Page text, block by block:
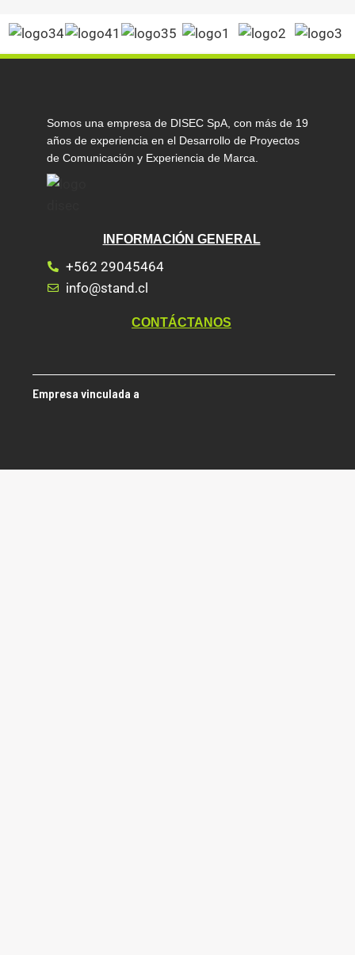
Somos una empresa de DISEC SpA, con más de 19
años de experiencia en el Desarrollo de Proyectos
de Comunicación y Experiencia de Marca.
INFORMACIÓN GENERAL
+562 29045464
info@stand.cl
CONTÁCTANOS
Empresa vinculada a